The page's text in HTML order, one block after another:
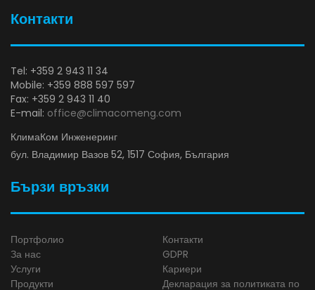
Контакти
Tel: +359 2 943 11 34
Mobile: +359 888 597 597
Fax: +359 2 943 11 40
E-mail: office@climacomeng.com
КлимаКом Инженеринг
бул. Владимир Вазов 52, 1517 София, България
Бързи връзки
Портфолио
За нас
Услуги
Продукти
Контакти
GDPR
Кариери
Декларация за политиката по